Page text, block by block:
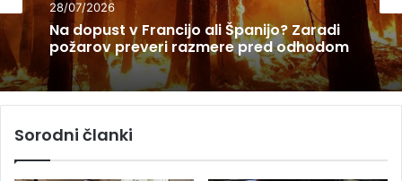
Potovanje
28/07/2026
Na dopust v Francijo ali Španijo? Zaradi
požarov preveri razmere pred odhodom
28/07/2026
Katedrala, koncerti, Unescova dediščina
… Šibenik ima vse!
Sorodni članki